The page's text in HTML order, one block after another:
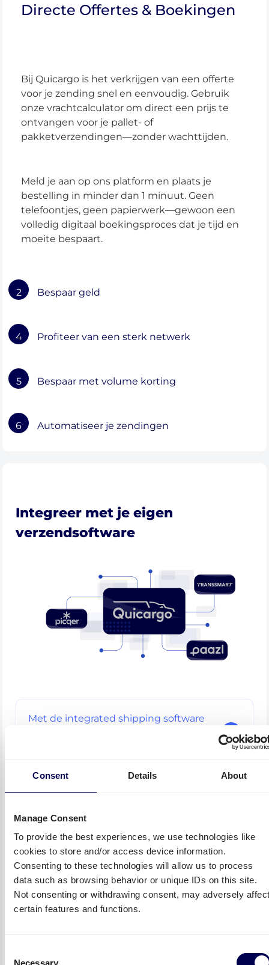
Consent Details About
Manage Consent
To provide the best experiences, we use technologies like
cookies to store and/or access device information.
Consenting to these technologies will allow us to process
data such as browsing behavior or unique IDs on this site.
Not consenting or withdrawing consent, may adversely
certain features and functions.
Necessary
Directe Offertes & Boekingen
Bij Quicargo is het verkrijgen van een offerte
voor je zending snel en eenvoudig. Gebruik
onze vrachtcalculator om direct een prijs te
ontvangen voor je pallet- of
pakketverzendingen—zonder wachttijden.
Meld je aan op ons platform en plaats je
bestelling in minder dan 1 minuut. Geen
telefoontjes, geen papierwerk—gewoon een
volledig digitaal boekingsproces dat je tijd en
moeite bespaart.
2 Bespaar geld
4 Profiteer van een sterk netwerk
5 Bespaar met volume korting
6 Automatiseer je zendingen
Integreer met je eigen
verzendsoftware
Met de integrated shipping software
portaal integreren in jouw Paazl
Quicargo heeft API’s waarmee je gemakkelijk
een connectie maakt met je eigen TMS.
• Geen extra kosten